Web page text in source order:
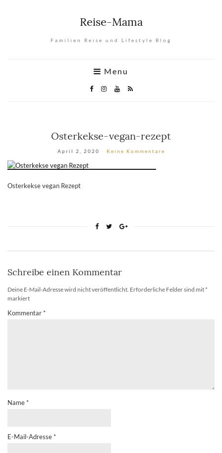
Reise-Mama
Familien Reise und Lifestyle Blog
Menu
Osterkekse-vegan-rezept
April 2, 2020 Keine Kommentare
Osterkekse vegan Rezept
Schreibe einen Kommentar
Deine E-Mail-Adresse wird nicht veröffentlicht. Erforderliche Felder sind mit *
markiert
Kommentar *
Name *
E-Mail-Adresse *